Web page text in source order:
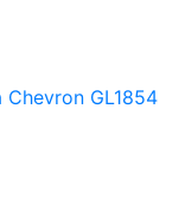
GL1854